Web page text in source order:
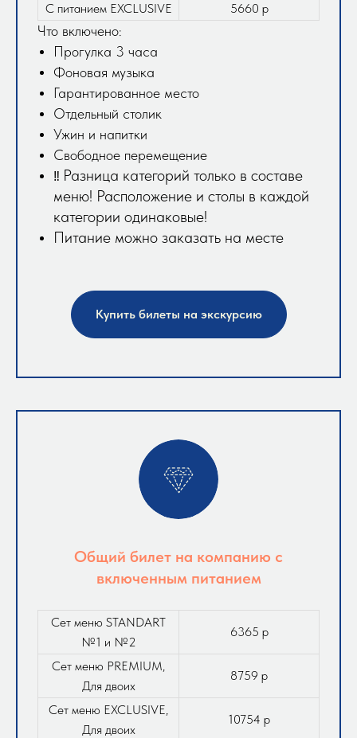
С питанием EXCLUSIVE
5660 р
Что включено:
Прогулка 3 часа
Фоновая музыка
Гарантированное место
Отдельный столик
Ужин и напитки
Свободное перемещение
‼️ Разница категорий только в составе
меню! Расположение и столы в каждой
категории одинаковые!
Питание можно заказать на месте
Купить билеты на экскурсию
Общий билет на компанию с
включенным питанием
Сет меню STANDART
№1 и №2
6365 р
Сет меню PREMIUM,
Для двоих
8759 р
Сет меню EXCLUSIVE,
Для двоих
10754 р